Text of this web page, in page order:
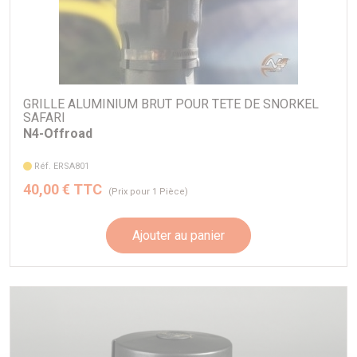
GRILLE ALUMINIUM BRUT POUR TETE DE SNORKEL
SAFARI
N4-Offroad
Réf. ERSA801
40,00 € TTC (Prix pour 1 Pièce)
Ajouter au panier